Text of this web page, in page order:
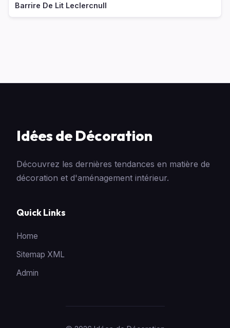
Barrire De Lit Leclercnull
Idées de Décoration
Découvrez les dernières tendances en matière de
décoration et d'aménagement intérieur.
Quick Links
Home
Sitemap XML
Admin